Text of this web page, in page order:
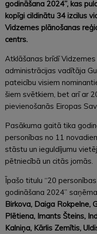
godināšana 2024”, kas
kopīgi cildinātu 34 izcilus
Vidzemes plānošanas
centrs.
Atklāšanas brīdī
administrācijas vadītāja
pateicību visiem
šiem svētkiem, bet arī ar
pievienošanās Eiropas
Pasākuma gaitā tika
personības no 11
stāstu un ieguldījumu
pētniecībā un citās jomās.
Īpašo titulu “20
godināšana 2024” saņēma
Birkova, Daiga Rokpelne,
Plētiena, Imants Šteins,
Kalniņa, Kārlis Zemītis,